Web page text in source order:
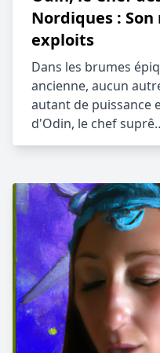
Nordiques : Son
exploits
Dans les brumes
ancienne, aucun
autant de puissance
d'Odin, le chef